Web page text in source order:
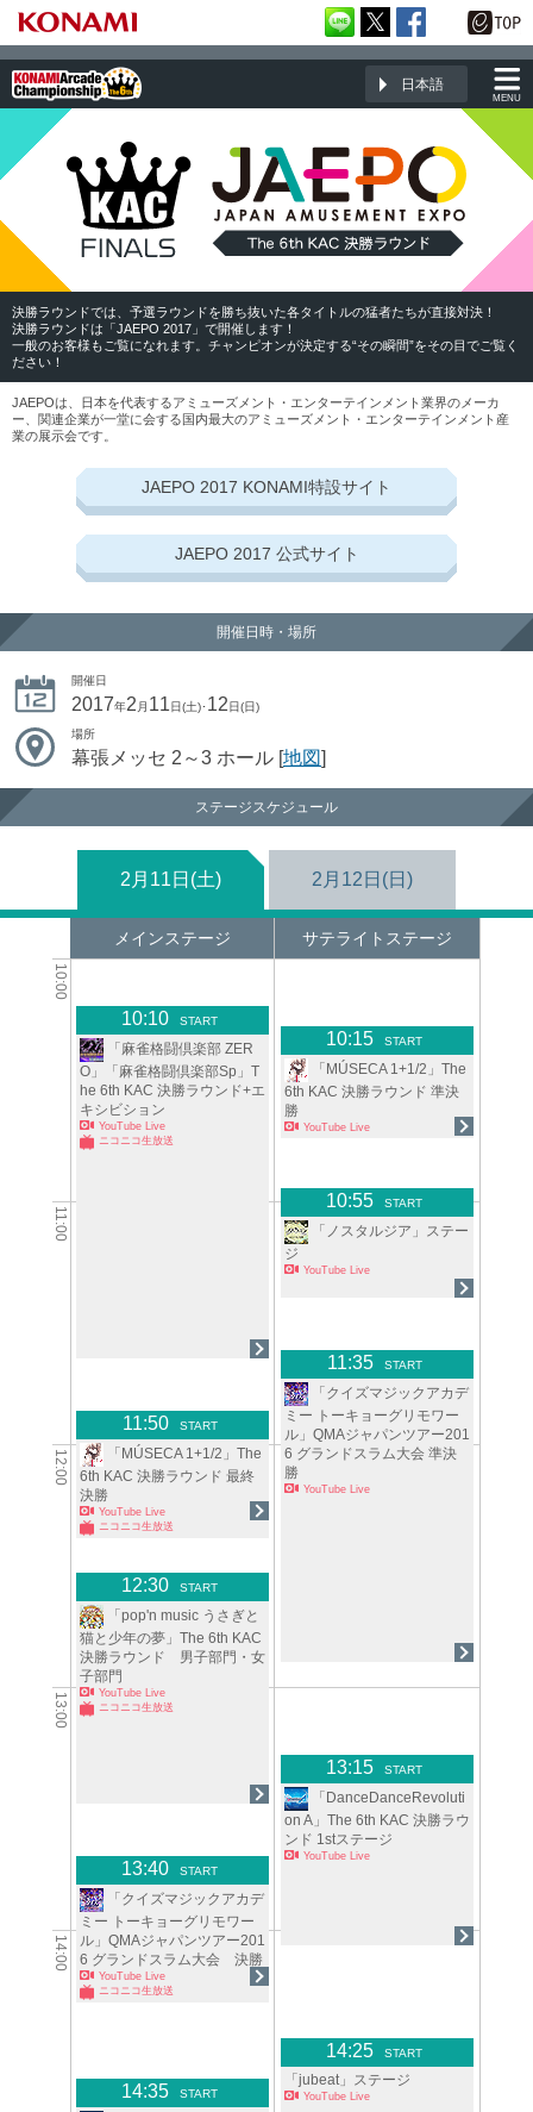
MENU
日本語
決勝ラウンドでは、予選ラウンドを勝ち抜いた各タイトルの猛者たちが直接対決！
決勝ラウンドは「JAEPO 2017」で開催します！
一般のお客様もご覧になれます。チャンピオンが決定する“その瞬間”をその目でご覧く
ださい！
JAEPOは、日本を代表するアミューズメント・エンターテインメント業界のメーカ
ー、関連企業が一堂に会する国内最大のアミューズメント・エンターテインメント産
業の展示会です。
JAEPO 2017 KONAMI特設サイト
JAEPO 2017 公式サイト
開催日時・場所
開催日
2017年2 月 11 日(土)･12 日(日)
場所
幕張メッセ 2～3 ホール [地図]
ステージスケジュール
2月11日(土) 2月12日(日)
10:00
11:00
12:00
13:00
14:00
メインステージ
10:10 START
「麻雀格闘倶楽部 ZER
O」「麻雀格闘倶楽部Sp」T
he 6th KAC 決勝ラウンド+エ
キシビション
YouTube Live
ニコニコ生放送
11:50 START
「MÚSECA 1+1/2」The
6th KAC 決勝ラウンド 最終
決勝
YouTube Live
ニコニコ生放送
12:30 START
「pop'n music うさぎと
猫と少年の夢」The 6th KAC
決勝ラウンド 男子部門・女
子部門
YouTube Live
ニコニコ生放送
13:40 START
「クイズマジックアカデ
ミー トーキョーグリモワー
ル」QMAジャパンツアー201
6 グランドスラム大会 決勝
YouTube Live
ニコニコ生放送
14:35 START
サテライトステージ
10:15 START
「MÚSECA 1+1/2」The
6th KAC 決勝ラウンド 準決
勝
YouTube Live
11:35 START
「クイズマジックアカデ
ミー トーキョーグリモワー
ル」QMAジャパンツアー201
6 グランドスラム大会 準決
勝
YouTube Live
10:55 START
「ノスタルジア」ステー
ジ
YouTube Live
13:15 START
「DanceDanceRevoluti
on A」The 6th KAC 決勝ラウ
ンド 1stステージ
YouTube Live
14:25 START
「jubeat」ステージ
YouTube Live